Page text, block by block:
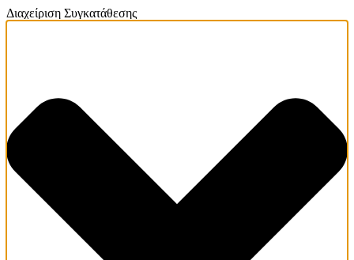
Διαχείριση Συγκατάθεσης